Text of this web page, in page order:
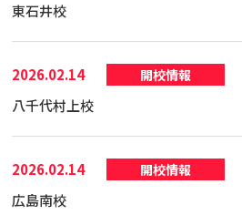
東石井校
2026.02.14 開校情報
八千代村上校
2026.02.14 開校情報
広島南校